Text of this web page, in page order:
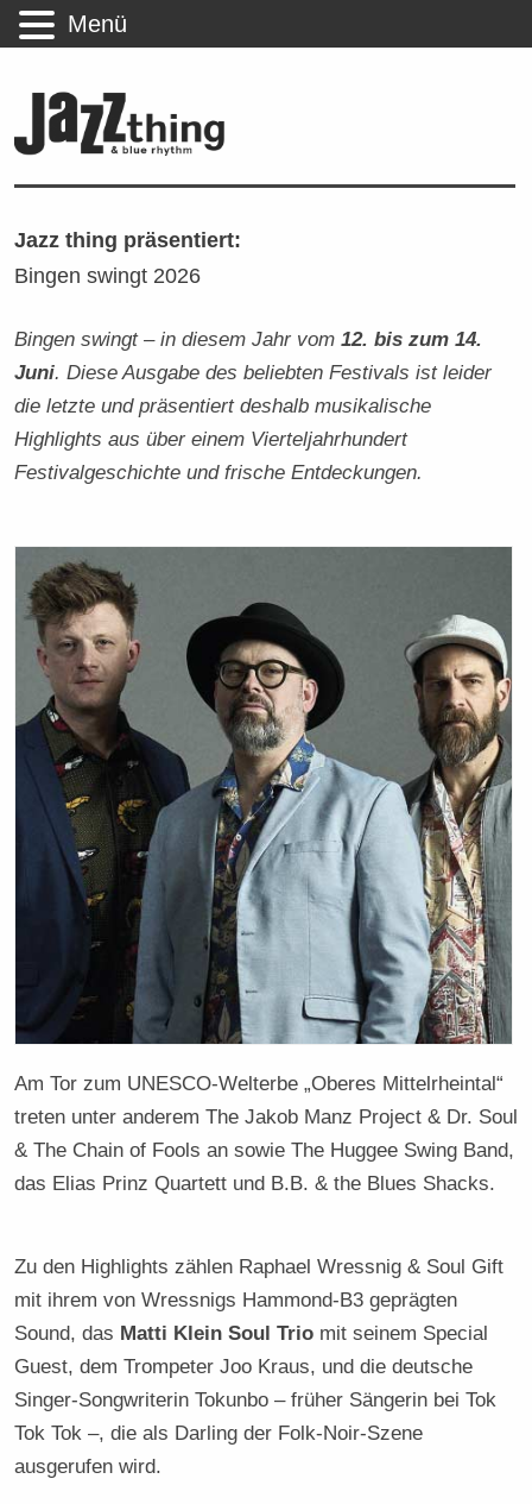
Jazz thing präsentiert:
Bingen swingt 2026
Bingen swingt – in diesem Jahr vom12. bis zum 14.
Juni. Diese Ausgabe des beliebten Festivals ist leider
die letzte und präsentiert deshalb musikalische
Highlights aus über einem Vierteljahrhundert
Festivalgeschichte und frische Entdeckungen.
Am Tor zum UNESCO-Welterbe „Oberes Mittelrheintal“
treten unter anderem The Jakob Manz Project & Dr. Soul
& The Chain of Fools an sowie The Huggee Swing Band,
das Elias Prinz Quartett und B.B. & the Blues Shacks.
Zu den Highlights zählen Raphael Wressnig & Soul Gift
mit ihrem von Wressnigs Hammond-B3 geprägten
Sound, das Matti Klein Soul Trio mit seinem Special
Guest, dem Trompeter Joo Kraus, und die deutsche
Singer-Songwriterin Tokunbo – früher Sängerin bei Tok
Tok Tok –, die als Darling der Folk-Noir-Szene
ausgerufen wird.
Menü